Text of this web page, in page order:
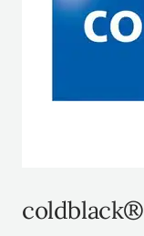
coldblack®